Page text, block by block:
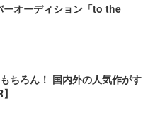
オーディション「to the
ちろん！ 国内外の人気作がす